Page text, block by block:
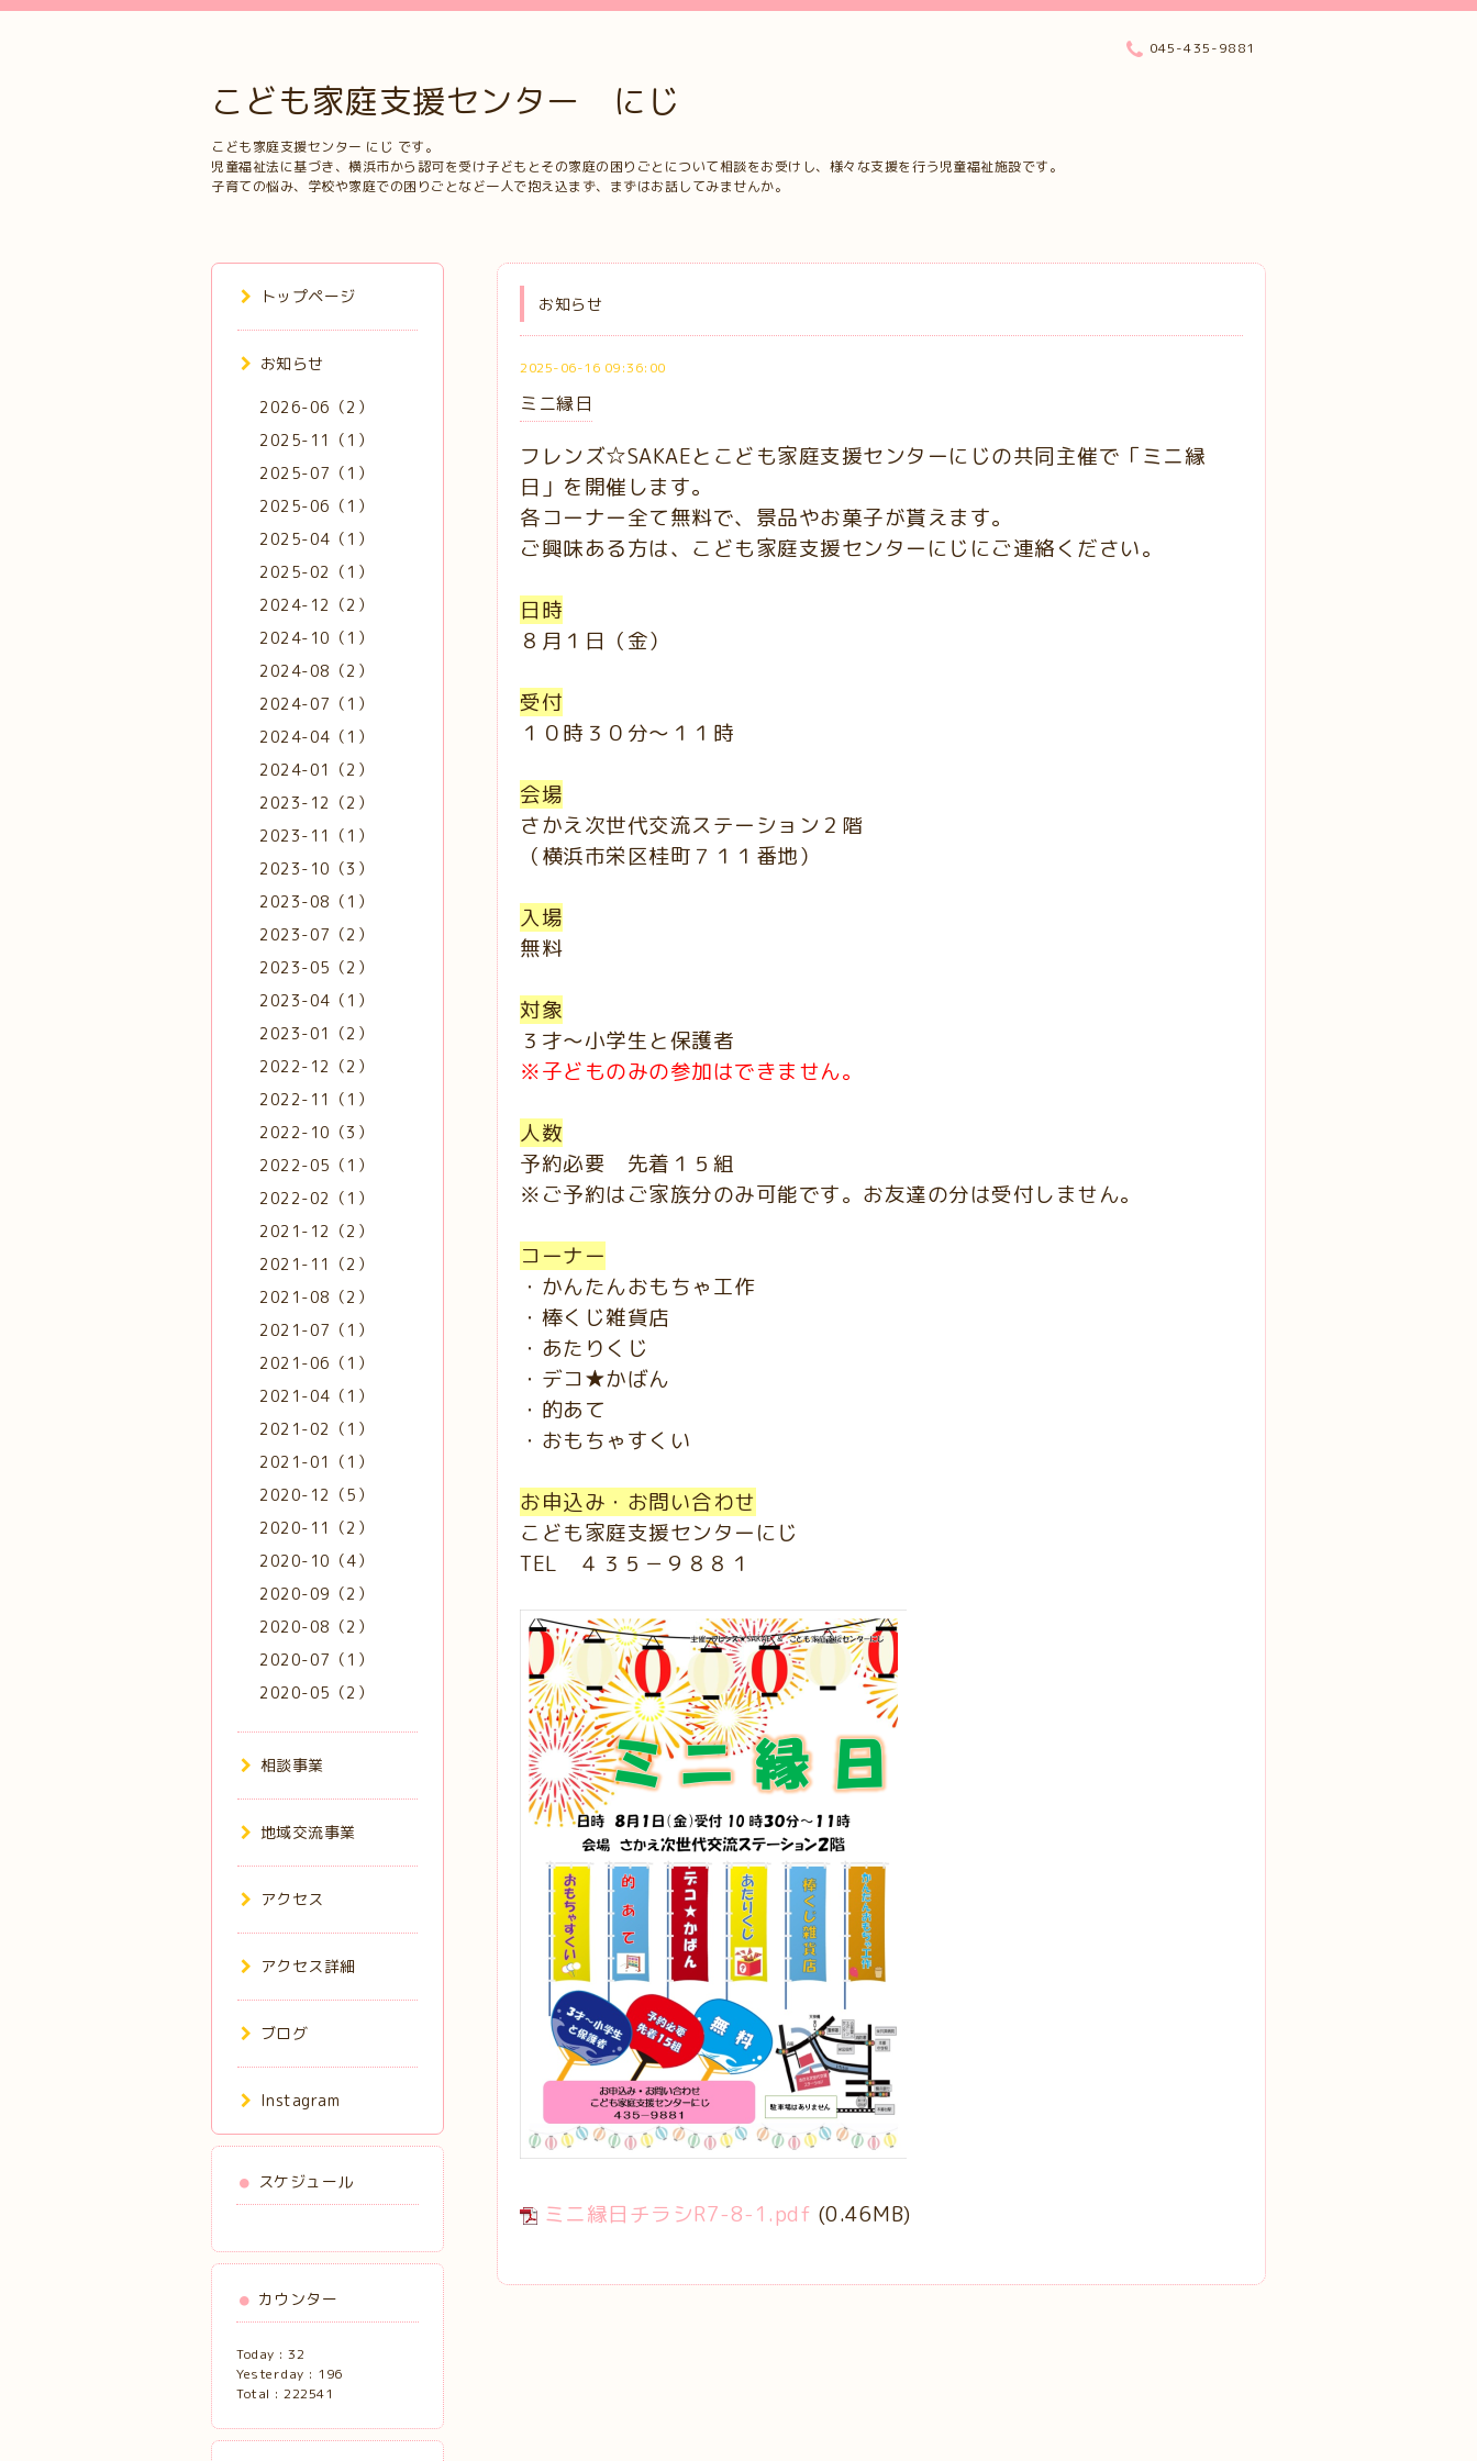
こども家庭支援センター にじ
こども家庭支援センター にじ です。
児童福祉法に基づき、横浜市から認可を受け子どもとその家庭の困りごとについて相談をお受けし、様々な支援を行う児童福祉施設です。
子育ての悩み、学校や家庭での困りごとなど一人で抱え込まず、まずはお話してみませんか。
045-435-9881
お知らせ
2025-06-16 09:36:00
ミニ縁日
フレンズ☆SAKAEとこども家庭支援センターにじの共同主催で「ミニ縁
日」を開催します。
各コーナー全て無料で、景品やお菓子が貰えます。
ご興味ある方は、こども家庭支援センターにじにご連絡ください。
日時
８月１日（金）
受付
１０時３０分～１１時
会場
さかえ次世代交流ステーション２階
（横浜市栄区桂町７１１番地）
入場
無料
対象
３才～小学生と保護者
※子どものみの参加はできません。
人数
予約必要 先着１５組
※ご予約はご家族分のみ可能です。お友達の分は受付しません。
コーナー
・かんたんおもちゃ工作
・棒くじ雑貨店
・あたりくじ
・デコ★かばん
・的あて
・おもちゃすくい
お申込み・お問い合わせ
こども家庭支援センターにじ
TEL ４３５－９８８１
ミニ縁日チラシR7-8-1.pdf (0.46MB)
トップページ
お知らせ
2026-06（2）
2025-11（1）
2025-07（1）
2025-06（1）
2025-04（1）
2025-02（1）
2024-12（2）
2024-10（1）
2024-08（2）
2024-07（1）
2024-04（1）
2024-01（2）
2023-12（2）
2023-11（1）
2023-10（3）
2023-08（1）
2023-07（2）
2023-05（2）
2023-04（1）
2023-01（2）
2022-12（2）
2022-11（1）
2022-10（3）
2022-05（1）
2022-02（1）
2021-12（2）
2021-11（2）
2021-08（2）
2021-07（1）
2021-06（1）
2021-04（1）
2021-02（1）
2021-01（1）
2020-12（5）
2020-11（2）
2020-10（4）
2020-09（2）
2020-08（2）
2020-07（1）
2020-05（2）
相談事業
地域交流事業
アクセス
アクセス詳細
ブログ
Instagram
スケジュール
カウンター
Today : 32
Yesterday : 196
Total : 222541